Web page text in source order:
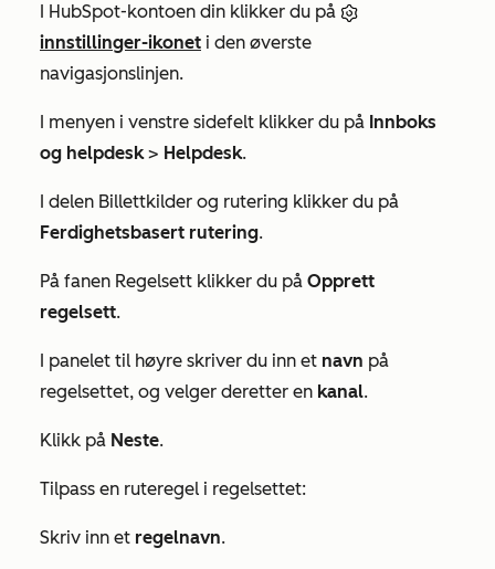
I HubSpot-kontoen din klikker du på
innstillinger-ikonet i den øverste
navigasjonslinjen.
I menyen i venstre sidefelt klikker du på Innboks
og helpdesk> Helpdesk.
I delen Billettkilder og rutering klikker du på
Ferdighetsbasert rutering.
På fanen Regelsett klikker du på Opprett
regelsett.
I panelet til høyre skriver du inn et navn på
regelsettet, og velger deretter en kanal.
Klikk på Neste.
Tilpass en ruteregel i regelsettet:
Skriv inn et regelnavn.